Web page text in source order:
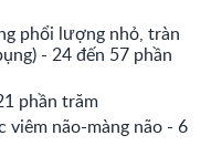
phổi lượng nhỏ, tràn
- 24 đến 57 phần
phần trăm
viêm não-màng não - 6